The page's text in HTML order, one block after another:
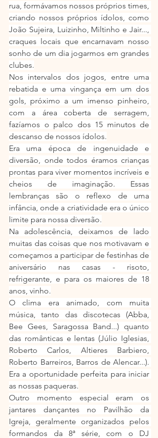
rua, formávamos nossos próprios times,
criando nossos próprios ídolos, como
João Sujeira, Luizinho, Miltinho e Jair...,
craques locais que encarnavam nosso
sonho de um dia jogarmos em grandes
clubes.
Nos intervalos dos jogos, entre uma
rebatida e uma vingança em um dos
gols, próximo a um imenso pinheiro,
com a área coberta de serragem,
fazíamos o palco dos 15 minutos de
descanso de nossos ídolos.
Era uma época de ingenuidade e
diversão, onde todos éramos crianças
prontas para viver momentos incríveis e
cheios de imaginação. Essas
lembranças são o reflexo de uma
infância, onde a criatividade era o único
limite para nossa diversão.
Na adolescência, deixamos de lado
muitas das coisas que nos motivavam e
começamos a participar de festinhas de
aniversário nas casas - risoto,
refrigerante, e para os maiores de 18
anos, vinho.
O clima era animado, com muita
música, tanto das discotecas (Abba,
Bee Gees, Saragossa Band...) quanto
das românticas e lentas (Júlio Iglesias,
Roberto Carlos, Altieres Barbiero,
Roberto Barreiros, Barros de Alencar...).
Era a oportunidade perfeita para iniciar
as nossas paqueras.
Outro momento especial eram os
jantares dançantes no Pavilhão da
Igreja, geralmente organizados pelos
formandos da 8ª série, com o DJ